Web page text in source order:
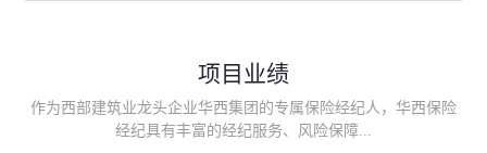
能够为客户降低风险管理成本，提高经营效率；能够为企业提供
从风险评估、风险分析、风险防范、风险转移到灾后防损、索赔
等全方位、全过程、专家式的服务，拓展和深化由保险公司提供
项目业绩
作为西部建筑业龙头企业华西集团的专属保险经纪人，华西保险
经纪具有丰富的经纪服务、风险保障...